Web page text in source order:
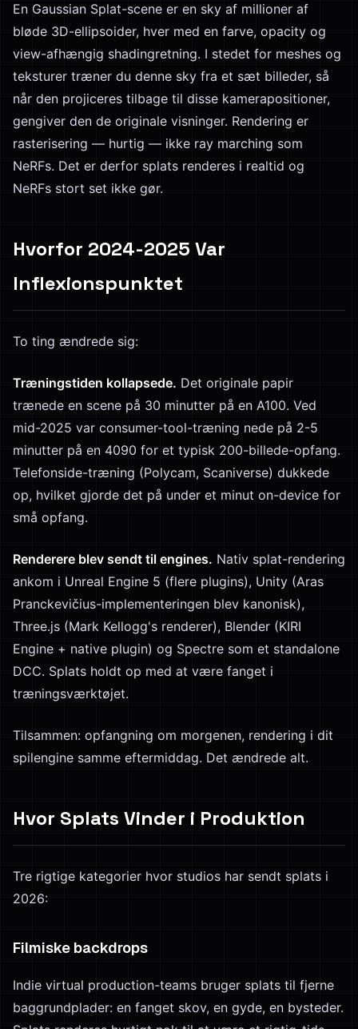
En Gaussian Splat-scene er en sky af millioner af
bløde 3D-ellipsoider, hver med en farve, opacity og
view-afhængig shadingretning. I stedet for meshes og
teksturer træner du denne sky fra et sæt billeder, så
når den projiceres tilbage til disse kamerapositioner,
gengiver den de originale visninger. Rendering er
rasterisering — hurtig — ikke ray marching som
NeRFs. Det er derfor splats renderes i realtid og
NeRFs stort set ikke gør.
Hvorfor 2024-2025 Var
Inflexionspunktet
To ting ændrede sig:
Træningstiden kollapsede. Det originale papir
trænede en scene på 30 minutter på en A100. Ved
mid-2025 var consumer-tool-træning nede på 2-5
minutter på en 4090 for et typisk 200-billede-opfang.
Telefonside-træning (Polycam, Scaniverse) dukkede
op, hvilket gjorde det på under et minut on-device for
små opfang.
Renderere blev sendt til engines. Nativ splat-rendering
ankom i Unreal Engine 5 (flere plugins), Unity (Aras
Pranckevičius-implementeringen blev kanonisk),
Three.js (Mark Kellogg's renderer), Blender (KIRI
Engine + native plugin) og Spectre som et standalone
DCC. Splats holdt op med at være fanget i
træningsværktøjet.
Tilsammen: opfangning om morgenen, rendering i dit
spilengine samme eftermiddag. Det ændrede alt.
Hvor Splats Vinder i Produktion
Tre rigtige kategorier hvor studios har sendt splats i
2026:
Filmiske backdrops
Indie virtual production-teams bruger splats til fjerne
baggrundplader: en fanget skov, en gyde, en bysteder.